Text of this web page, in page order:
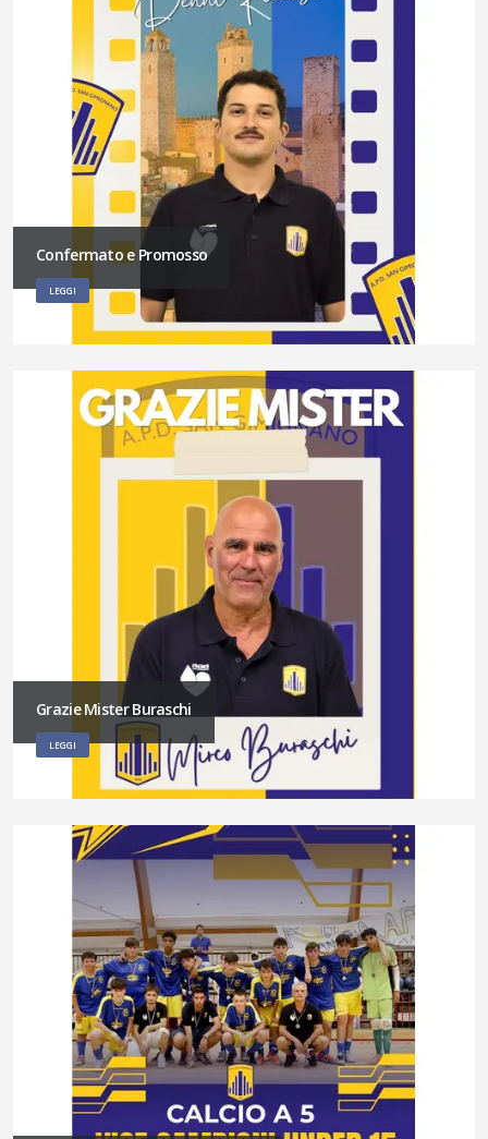
Confermato e Promosso
LEGGI
Grazie Mister Buraschi
LEGGI